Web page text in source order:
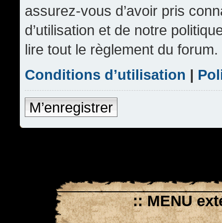
assurez-vous d’avoir pris
d’utilisation et de notre
lire tout le règlement du forum.
Conditions d’utilisation |
M’enregistrer
:: MENU